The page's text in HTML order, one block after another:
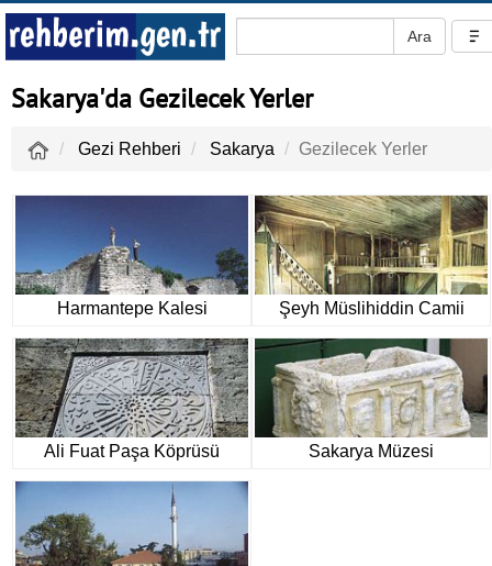
Sakarya'da Gezilecek Yerler
Gezi Rehberi Sakarya Gezilecek Yerler
Harmantepe Kalesi Şeyh Müslihiddin Camii
Ali Fuat Paşa Köprüsü Sakarya Müzesi